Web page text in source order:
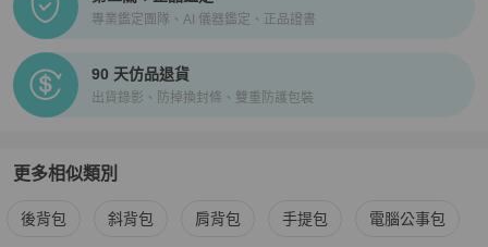
專業鑑定團隊、AI 儀器鑑定、正品證書
90 天仿品退貨
出貨錄影、防掉換封條、雙重防護包裝
更多相似類別
更多Y-3男包 相似商品推薦
後背包 斜背包 肩背包 手提包 電腦公事包